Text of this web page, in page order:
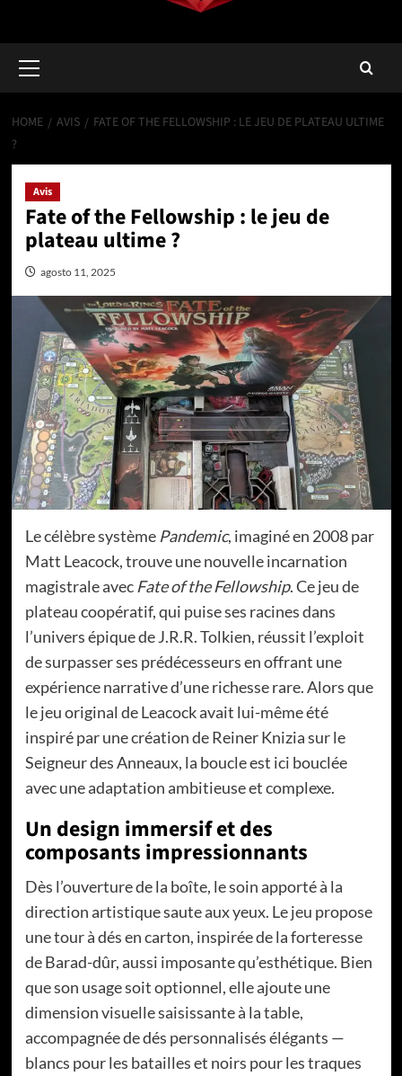
Menu
HOME AVIS
FATE OF THE FELLOWSHIP : LE JEU DE PLATEAU ULTIME
?
Avis
Fate of the Fellowship : le jeu de
plateau ultime ?
agosto 11, 2025
Le célèbre système Pandemic, imaginé en 2008 par
Matt Leacock, trouve une nouvelle incarnation
magistrale avec Fate of the Fellowship. Ce jeu de
plateau coopératif, qui puise ses racines dans
l’univers épique de J.R.R. Tolkien, réussit l’exploit
de surpasser ses prédécesseurs en offrant une
expérience narrative d’une richesse rare. Alors que
le jeu original de Leacock avait lui-même été
inspiré par une création de Reiner Knizia sur le
Seigneur des Anneaux, la boucle est ici bouclée
avec une adaptation ambitieuse et complexe.
Un design immersif et des
composants impressionnants
Dès l’ouverture de la boîte, le soin apporté à la
direction artistique saute aux yeux. Le jeu propose
une tour à dés en carton, inspirée de la forteresse
de Barad-dûr, aussi imposante qu’esthétique. Bien
que son usage soit optionnel, elle ajoute une
dimension visuelle saisissante à la table,
accompagnée de dés personnalisés élégants —
blancs pour les batailles et noirs pour les traques